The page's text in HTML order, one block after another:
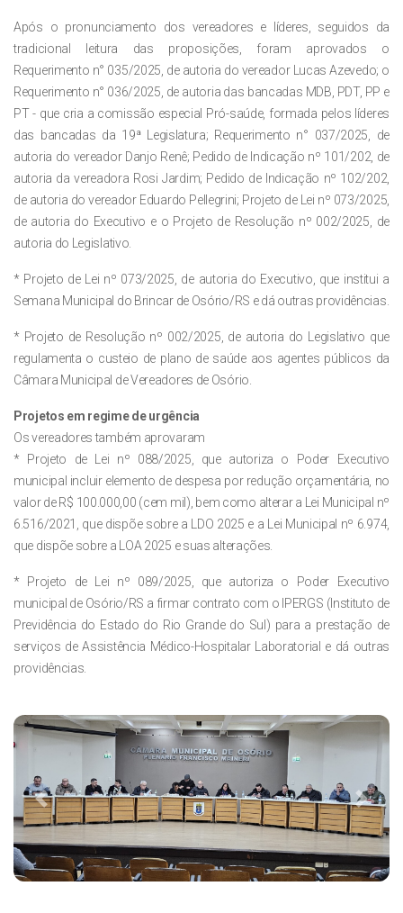
Após o pronunciamento dos vereadores e líderes, seguidos da
tradicional leitura das proposições, foram aprovados o
Requerimento n° 035/2025, de autoria do vereador Lucas Azevedo; o
Requerimento n° 036/2025, de autoria das bancadas MDB, PDT, PP e
PT - que cria a comissão especial Pró-saúde, formada pelos líderes
das bancadas da 19ª Legislatura; Requerimento n° 037/2025, de
autoria do vereador Danjo Renê; Pedido de Indicação nº 101/202, de
autoria da vereadora Rosi Jardim; Pedido de Indicação nº 102/202,
de autoria do vereador Eduardo Pellegrini; Projeto de Lei nº 073/2025,
de autoria do Executivo e o Projeto de Resolução nº 002/2025, de
autoria do Legislativo.
* Projeto de Lei nº 073/2025, de autoria do Executivo, que institui a
Semana Municipal do Brincar de Osório/RS e dá outras providências.
* Projeto de Resolução nº 002/2025, de autoria do Legislativo que
regulamenta o custeio de plano de saúde aos agentes públicos da
Câmara Municipal de Vereadores de Osório.
Projetos em regime de urgência
Os vereadores também aprovaram
* Projeto de Lei nº 088/2025, que autoriza o Poder Executivo
municipal incluir elemento de despesa por redução orçamentária, no
valor de R$ 100.000,00 (cem mil), bem como alterar a Lei Municipal nº
6.516/2021, que dispõe sobre a LDO 2025 e a Lei Municipal nº 6.974,
que dispõe sobre a LOA 2025 e suas alterações.
* Projeto de Lei nº 089/2025, que autoriza o Poder Executivo
municipal de Osório/RS a firmar contrato com o IPERGS (Instituto de
Previdência do Estado do Rio Grande do Sul) para a prestação de
serviços de Assistência Médico-Hospitalar Laboratorial e dá outras
providências.
Previous Next